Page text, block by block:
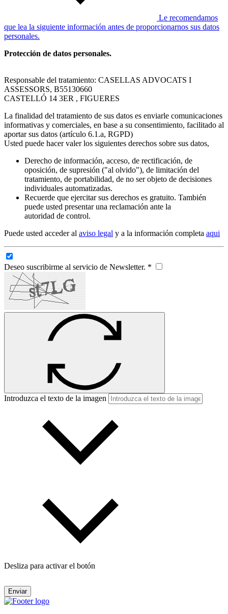
Le recomendamos
que lea la siguiente información antes de proporcionarnos sus datos
personales.
Protección de datos personales.
Responsable del tratamiento: CASELLAS ADVOCATS I
ASSESSORS, B55130660
CASTELLÓ 14 3ER , FIGUERES
La finalidad del tratamiento de sus datos es enviarle comunicaciones
informativas y comerciales, en base a su consentimiento, facilitado al
aportar sus datos (artículo 6.1.a, RGPD)
Usted puede hacer valer los siguientes derechos sobre sus datos,
Derecho de información, acceso, de rectificación, de
oposición, de supresión ("al olvido"), de limitación del
tratamiento, de portabilidad, de no ser objeto de decisiones
individuales automatizadas.
Recuerde que ejercitar sus derechos es gratuito. También
puede usted presentar una reclamación ante la
autoridad de control.
Puede usted acceder al aviso legal y a la información completa aqui
Deseo suscribirme al servicio de Newsletter. *
Introduzca el texto de la imagen
Desliza para activar el botón
Enviar